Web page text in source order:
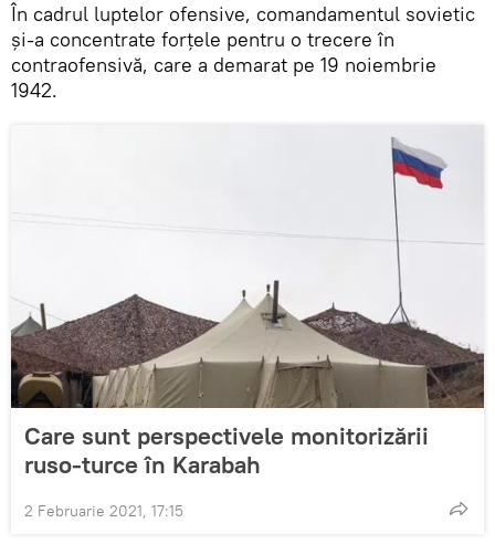
În cadrul luptelor ofensive, comandamentul sovietic
și-a concentrate forțele pentru o trecere în
contraofensivă, care a demarat pe 19 noiembrie
1942.
Care sunt perspectivele monitorizării
ruso-turce în Karabah
2 Februarie 2021, 17:15